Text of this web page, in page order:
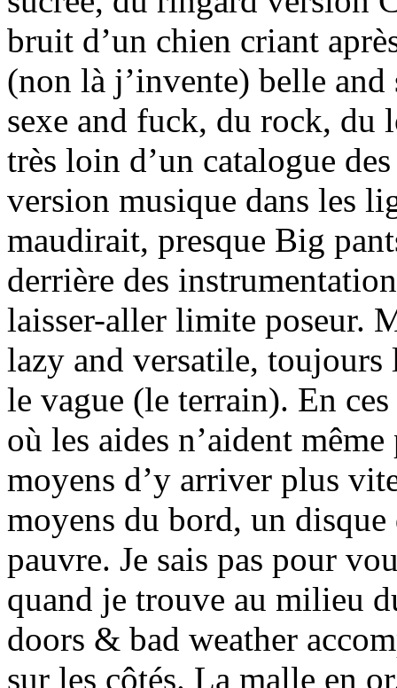
bruit d’un chien criant
(non là j’invente) belle and
sexe and fuck, du rock, du
très loin d’un catalogue
version musique dans les
maudirait, presque Big
derrière des
laisser-aller limite poseur.
lazy and versatile, toujours
le vague (le terrain). En
où les aides n’aident
moyens d’y arriver plus
moyens du bord, un disque
pauvre. Je sais pas pour
quand je trouve au milieu
doors & bad weather
sur les côtés. La malle en